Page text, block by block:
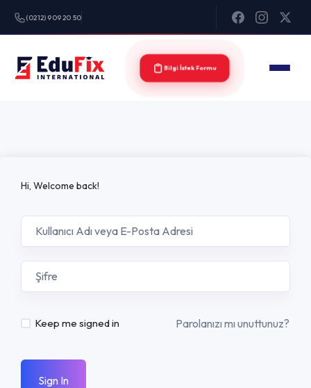
(0212) 909 20 50
Bilgi İstek Formu
Hi, Welcome back!
Keep me signed in Parolanızı mı unuttunuz?
Sign In